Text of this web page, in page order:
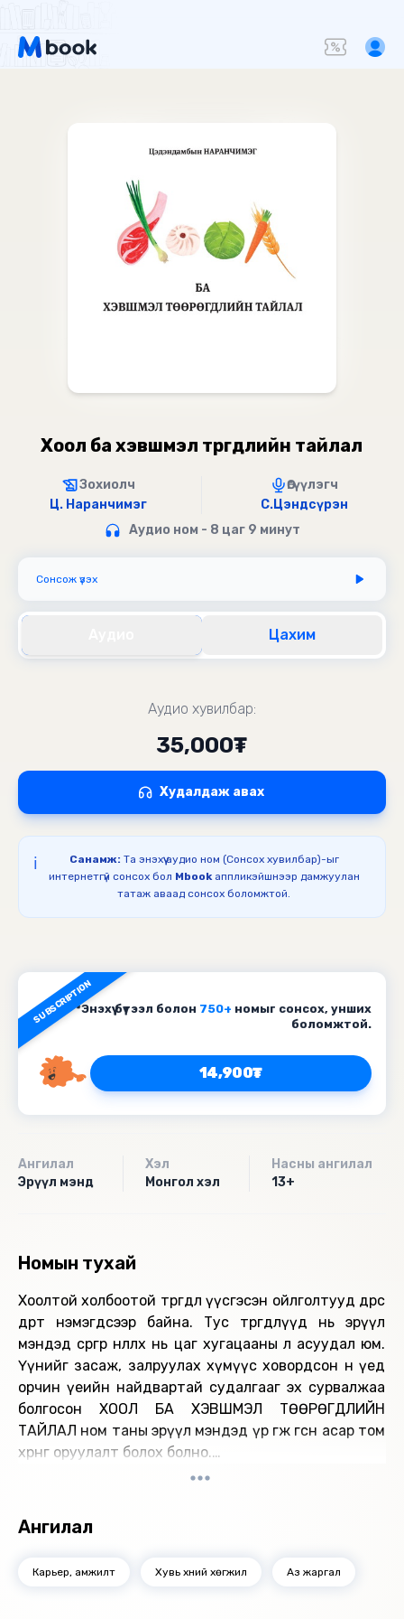
Хоол ба хэвшмэл төөрөгдлийн тайлал
Зохиолч
Ц. Наранчимэг
Өгүүлэгч
С.Цэндсүрэн
Аудио ном - 8 цаг 9 минут
Сонсож үзэх
Цахим
Аудио хувилбар:
35,000₮
Худалдаж авах
ℹ️ Санамж: Та энэхүү аудио ном (Сонсох хувилбар)-ыг
интернетгүй сонсох бол Mbookаппликэйшнээр дамжуулан
татаж аваад сонсох боломжтой.
SUBSCRIPTION*Энэхүү бүтээл болон 750+ номыг сонсох, унших
боломжтой.
14,900₮
Ангилал
Эрүүл мэнд
Хэл
Монгол хэл
Насны ангилал
13+
Номын тухай
Хоолтой холбоотой төөрөгдөл үүсгэсэн ойлголтууд өдрөөс
өдөрт нэмэгдсээр байна. Тус төөрөгдлүүд нь эрүүл
мэндэд сөргөөр нөлөөлөх нь цаг хугацааны л асуудал юм.
Үүнийг засаж, залруулах хүмүүс ховордсон өнөө үед
орчин үеийн найдвартай судалгааг эх сурвалжаа
болгосон ХООЛ БА ХЭВШМЭЛ ТӨӨРӨГДЛИЙН
ТАЙЛАЛ ном таны эрүүл мэндэд үр өгөөжөө өгсөн асар том
хөрөнгө оруулалт болох болно.
Ангилал
Карьер, амжилт Хувь хүний хөгжил Аз жаргал